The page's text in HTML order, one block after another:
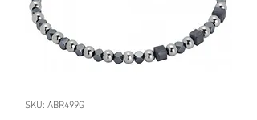
SKU: ABR499G